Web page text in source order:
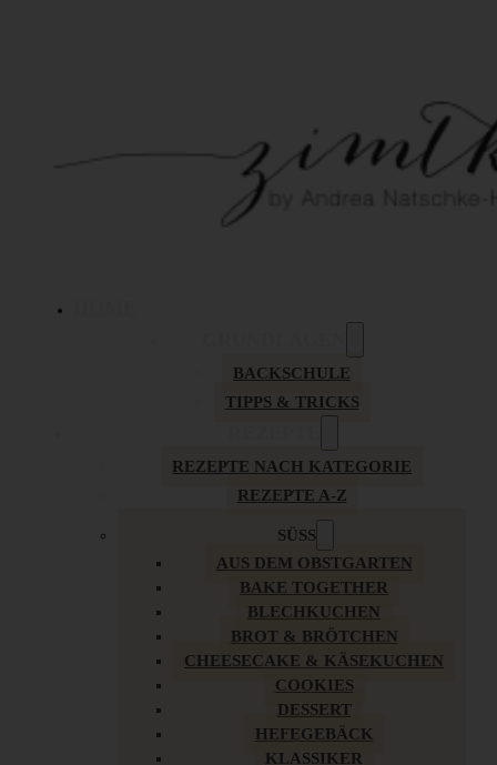
BACKSCHULE
TIPPS & TRICKS
REZEPTE NACH KATEGORIE
REZEPTE A-Z
SÜSS
AUS DEM OBSTGARTEN
BAKE TOGETHER
BLECHKUCHEN
BROT & BRÖTCHEN
CHEESECAKE & KÄSEKUCHEN
COOKIES
DESSERT
HEFEGEBÄCK
KLASSIKER